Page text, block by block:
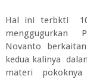
Hal ini terbkti
menggugurkan
Novanto
kedua kalinya
materi